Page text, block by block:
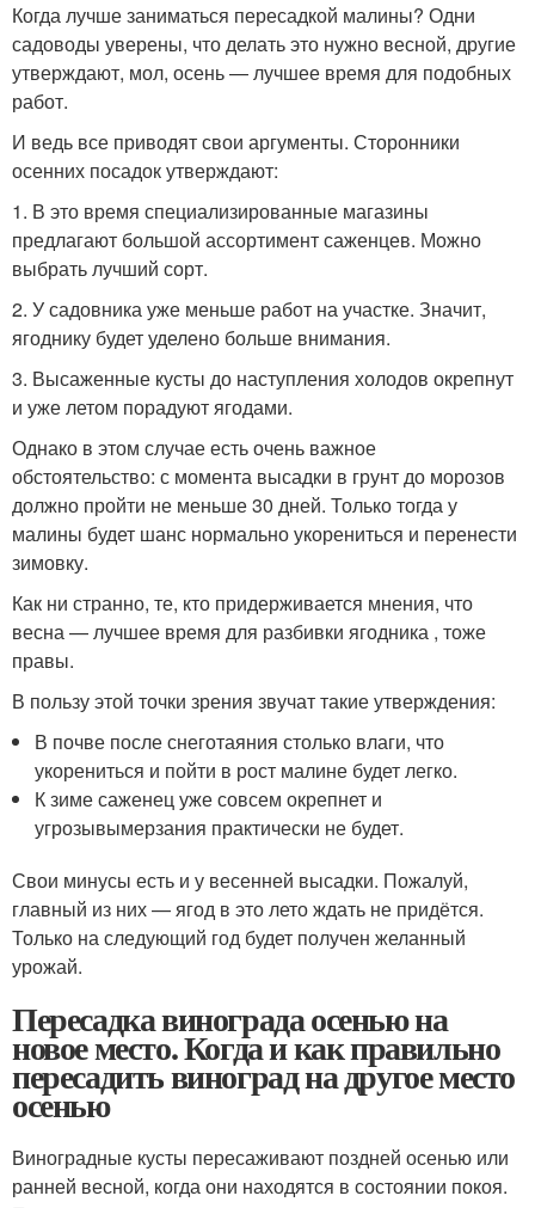
Когда лучше заниматься пересадкой малины? Одни
садоводы уверены, что делать это нужно весной, другие
утверждают, мол, осень — лучшее время для подобных
работ.
И ведь все приводят свои аргументы. Сторонники
осенних посадок утверждают:
1. В это время специализированные магазины
предлагают большой ассортимент саженцев. Можно
выбрать лучший сорт.
2. У садовника уже меньше работ на участке. Значит,
ягоднику будет уделено больше внимания.
3. Высаженные кусты до наступления холодов окрепнут
и уже летом порадуют ягодами.
Однако в этом случае есть очень важное
обстоятельство: с момента высадки в грунт до морозов
должно пройти не меньше 30 дней. Только тогда у
малины будет шанс нормально укорениться и перенести
зимовку.
Как ни странно, те, кто придерживается мнения, что
весна — лучшее время для разбивки ягодника , тоже
правы.
В пользу этой точки зрения звучат такие утверждения:
В почве после снеготаяния столько влаги, что
укорениться и пойти в рост малине будет легко.
К зиме саженец уже совсем окрепнет и
угрозывымерзания практически не будет.
Свои минусы есть и у весенней высадки. Пожалуй,
главный из них — ягод в это лето ждать не придётся.
Только на следующий год будет получен желанный
урожай.
Пересадка винограда осенью на
новое место. Когда и как правильно
пересадить виноград на другое место
осенью
Виноградные кусты пересаживают поздней осенью или
ранней весной, когда они находятся в состоянии покоя.